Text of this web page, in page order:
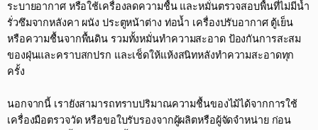
ระบายอากาศ หรือใช้เครื่องลดความชื้น และหมั่นตรวจสอบพื้นที่ไม่มีน้ำ
รั่วซึมจากหลังคา ผนัง ประตูหน้าต่าง ท่อน้ำ เครื่องปรับอากาศ ตู้เย็น
หรือความชื้นจากพื้นดิน รวมทั้งหมั่นทำความสะอาด ป้องกันการสะสม
ของฝุ่นและคราบสกปรก และเช็ดให้แห้งสนิทหลังทำความสะอาดทุก
ครั้ง​
​นอกจากนี้ เรายังสามารถทราบปริมาณความชื้นของไม้ได้จากการใช้
เครื่องมือตรวจวัด หรือขอใบรับรองจากผู้ผลิตหรือผู้จัดจำหน่าย ก่อน